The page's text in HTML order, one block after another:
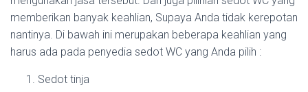
memberikan banyak keahlian, Supaya Anda tidak kerepotan
nantinya. Di bawah ini merupakan beberapa keahlian yang
harus ada pada penyedia sedot WC yang Anda pilih :
Sedot tinja